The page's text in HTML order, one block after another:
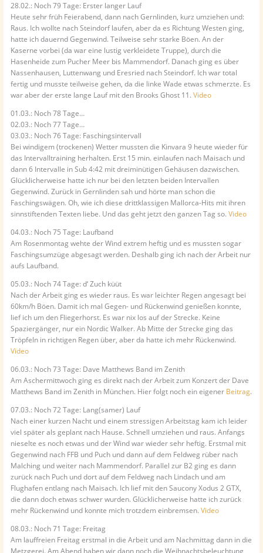
28.02.: Noch 79 Tage: Erster langer Lauf
Heute sehr früh Feierabend, dann nach Gernlinden, kurz umziehen und:
Raus. Ich wollte nach Steindorf laufen, aber da es Richtung Westen ging,
hatte ich dauernd Gegenwind. Teilweise sehr starke Böen. An der
Kaserne vorbei (da war eine lustig verkleidete Truppe), durch die
Hasenheide zum Pucher Meer bis Mammendorf. Danach ging es über
Nassenhausen, Luttenwang und Eresried nach Steindorf. Ich war total
fertig und musste teilweise gehen, da die linke Wade etwas schmerzte. Es
war aber der erste lange Lauf mit den Brooks Ghost 11.Video
01.03.: Noch 78 Tage…
02.03.: Noch 77 Tage…
03.03.: Noch 76 Tage: Faschingsintervall
Bei windigem (trockenen) Wetter mussten die Kinvara 9 heute wieder für
das Intervalltraining herhalten. Erst 15 min. einlaufen nach Maisach und
dann 6 Intervalle in Sub 4:42 mit dreiminütigen Gehäusen dazwischen.
Glücklicherweise hatte ich nur bei den letzten beiden Intervallen
Gegenwind. Zurück in Gernlinden sah und hörte man schon die
Faschingswägen. Oh, wie ich diese drittklassigen Mallorca-Hits mit ihren
sinnstiftenden Texten liebe. Und das geht jetzt den ganzen Tag so.Video
04.03.: Noch 75 Tage: Laufband
Am Rosenmontag wehte der Wind extrem heftig und es mussten sogar
Faschingsumzüge abgesagt werden. Deshalb ging ich nach der Arbeit nur
aufs Laufband.
05.03.: Noch 74 Tage: d‘ Zuch küüt
Nach der Arbeit ging es wieder raus. Es war leichter Regen angesagt bei
60km/h Böen. Damit ich mal Gegen- und Rückenwind genießen konnte,
lief ich um den Fliegerhorst. Es war nix los auf der Strecke. Keine
Spaziergänger, nur ein Nordic Walker. Ab Mitte der Strecke ging das
Tröpfeln in richtigen Regen über, aber da hatte ich mehr Rückenwind.
Video
06.03.: Noch 73 Tage: Dave Matthews Band im Zenith
Am Aschermittwoch ging es direkt nach der Arbeit zum Konzert der Dave
Matthews Band im Zenith in München. Hier folgt noch ein eigener Beitrag.
07.03.: Noch 72 Tage: Lang(samer) Lauf
Nach einer kurzen Nacht und einem stressigen Arbeitstag kam ich leider
viel später als geplant nach Hause. Schnell umziehen und raus. Anfangs
nieselte es noch etwas und der Wind war wieder sehr heftig. Erstmal mit
Gegenwind nach FFB und Puch und dann auf dem Feldweg rüber nach
Malching und weiter nach Mammendorf. Parallel zur B2 ging es dann
zurück nach Puch und dort auf dem Feldweg nach Lindach und am
Flughafen entlang nach Maisach. Ich lief mit den Saucony Xodus 2 GTX,
die dann doch etwas schwer wurden. Glücklicherweise hatte ich zurück
mehr Rückenwind und konnte mich trotzdem einbremsen.Video
08.03.: Noch 71 Tage: Freitag
Am lauffreien Freitag erstmal in die Arbeit und am Nachmittag dann in die